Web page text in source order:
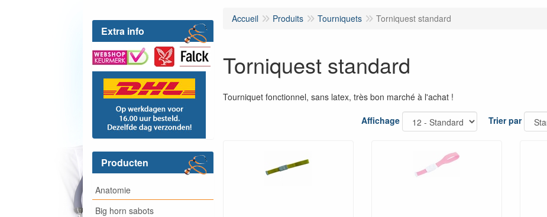
Extra info
Producten
Anatomie
Big horn sabots
Accueil Produits Tourniquets Torniquest standard
Torniquest standard
Tourniquet fonctionnel, sans latex, très bon marché à l'achat !
Affichage
Trier par